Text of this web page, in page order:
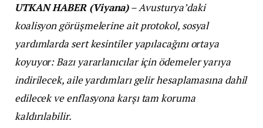
UTKAN HABER (Viyana)– Avusturya’daki
koalisyon görüşmelerine ait protokol, sosyal
yardımlarda sert kesintiler yapılacağını ortaya
koyuyor: Bazı yararlanıcılar için ödemeler yarıya
indirilecek, aile yardımları gelir hesaplamasına dahil
edilecek ve enflasyona karşı tam koruma
kaldırılabilir.